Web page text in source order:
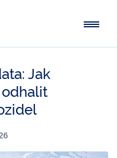
Jak